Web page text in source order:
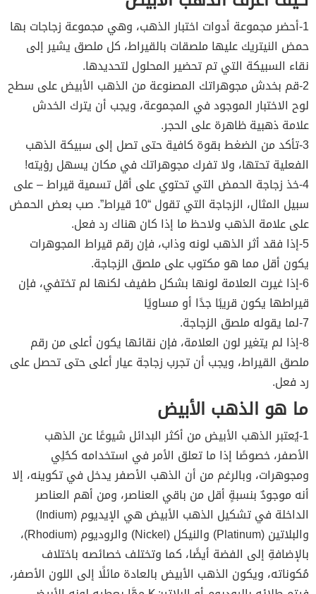
1-أحضر مجموعة أدوات اختبار الذهب، وهي مجموعة زجاجات بها
حمض النيتريك عليها ملصقات بالقيراط، كل ملصق يشير إلى
نقاء السبيكة التي تم تحضير المحلول لتحديدها.
2-قم بخدش مجوهراتك المصنوعة من الذهب الأبيض على سطح
لوح الاختبار الموجود في المجموعة، ويجب أن يترك الخدش
علامة ذهبية ظاهرة على الحجر.
3-تأكد من الضغط بقوة كافية حتى تصل إلى سبيكة الذهب
الفعلية تحتها، ولا تفرك مجوهراتك في مكان يسهل رؤيته!
4-خذ زجاجة الحمض التي تحتوي على أقل تسمية قيراط – على
سبيل المثال، الزجاجة التي تقول “10 قيراط”. صب بعض الحمض
على علامة الذهب ولاحظ ما إذا كان هناك رد فعل.
5-إذا فقد أثر الذهب لونه وذاب، فإن رقم قيراط المجوهرات
يكون أقل مما هو مكتوب على ملصق الزجاجة.
6-إذا غيرت العلامة لونها بشكل طفيف لكنها لم تختفي، فإن
قيراطها يكون قريبًا جدًا أو مساويًا
7-لما يقوله ملصق الزجاجة.
8-إذا لم يتغير لون العلامة، فإن نقائها يكون أعلى من رقم
ملصق القيراط، ويجب أن تجرب زجاجة عيار أعلى حتى تحصل على
رد فعل.
ما هو الذهب الأبيض
1-يُعتبر الذهب الأبيض من أكثر البدائل شيوعًا عن الذهب
الأصفر، خصوصًا إذا ما تعلق الأمر في استخدامه كحُلِي
ومجوهرات، وبالرغم من أن الذهب الأصفر يدخل في تكوينه، إلا
أنه موجودٌ بنسبةٍ أقل من باقي العناصر، ومن أهم العناصر
الداخلة في تشكيل الذهب الأبيض هي الإيديوم (Indium)
والبلاتين (Platinum) والنيكل (Nickel) والروديوم (Rhodium)،
بالإضافةِ إلى الفضة أيضًا، كما وتختلف خصائصه باختلاف
مُكوناته، ويكون الذهب الأبيض بالعادة مائلًا إلى اللون الأصفر،